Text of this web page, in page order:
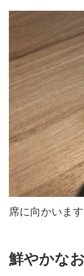
席に向かいます
鮮やかな